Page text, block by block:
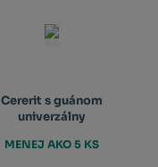
Cererit s guánom
univerzálny
MENEJ AKO 5 KS